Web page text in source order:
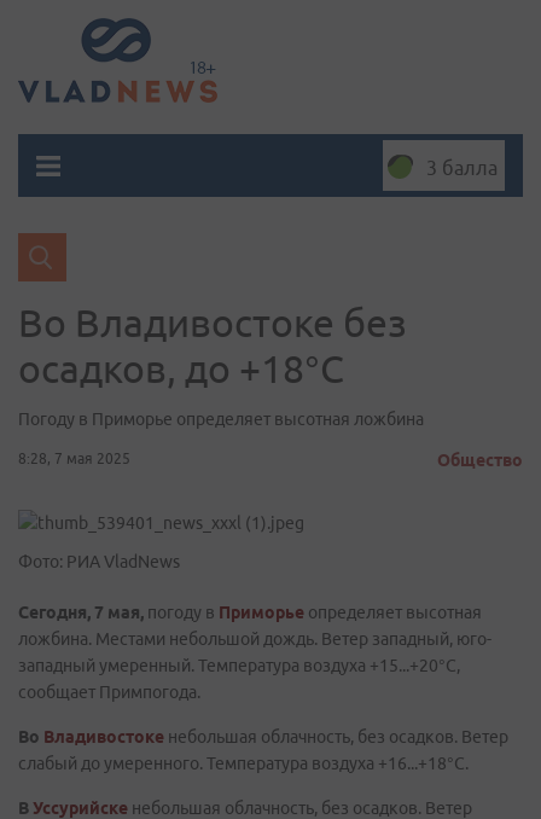
3 балла
Во Владивостоке без
осадков, до +18°C
Погоду в Приморье определяет высотная ложбина
8:28, 7 мая 2025 Общество
Фото: РИА VladNews
Сегодня, 7 мая, погоду в Приморье определяет высотная
ложбина. Местами небольшой дождь. Ветер западный, юго-
западный умеренный. Температура воздуха +15...+20°C,
сообщает Примпогода.
Во Владивостоке небольшая облачность, без осадков. Ветер
слабый до умеренного. Температура воздуха +16...+18°C.
ВУссурийске небольшая облачность, без осадков. Ветер